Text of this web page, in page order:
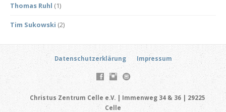
Thomas Ruhl (1)
Tim Sukowski (2)
Datenschutzerklärung Impressum
Christus Zentrum Celle e.V. | Immenweg 34 & 36 | 29225
Celle